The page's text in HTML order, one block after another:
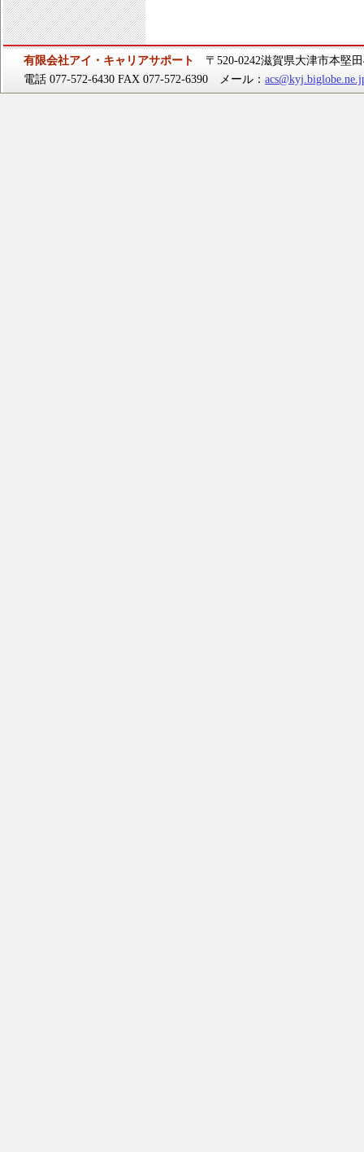
有限会社アイ・キャリアサポート
〒520-0242滋賀県大津市本堅
電話 077-572-6430 FAX 077-572-6390 メール：